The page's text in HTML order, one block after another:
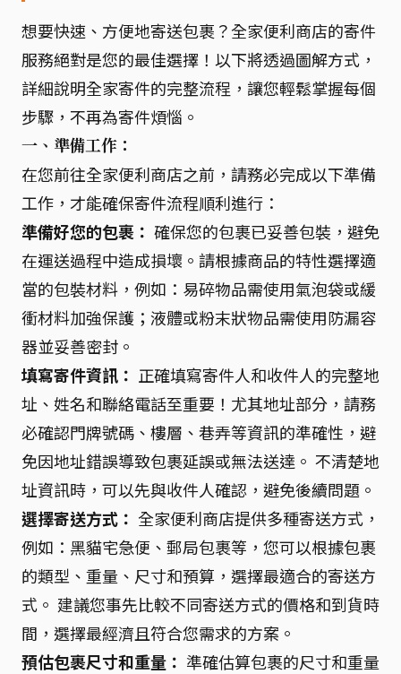
想要快速、方便地寄送包裹？全家便利商店的寄件
服務絕對是您的最佳選擇！以下將透過圖解方式，
詳細說明全家寄件的完整流程，讓您輕鬆掌握每個
步驟，不再為寄件煩惱。
一、準備工作：
在您前往全家便利商店之前，請務必完成以下準備
工作，才能確保寄件流程順利進行：
準備好您的包裹： 確保您的包裹已妥善包裝，避免
在運送過程中造成損壞。請根據商品的特性選擇適
當的包裝材料，例如：易碎物品需使用氣泡袋或緩
衝材料加強保護；液體或粉末狀物品需使用防漏容
器並妥善密封。
填寫寄件資訊： 正確填寫寄件人和收件人的完整地
址、姓名和聯絡電話至重要！尤其地址部分，請務
必確認門牌號碼、樓層、巷弄等資訊的準確性，避
免因地址錯誤導致包裹延誤或無法送達。 不清楚地
址資訊時，可以先與收件人確認，避免後續問題。
選擇寄送方式： 全家便利商店提供多種寄送方式，
例如：黑貓宅急便、郵局包裹等，您可以根據包裹
的類型、重量、尺寸和預算，選擇最適合的寄送方
式。 建議您事先比較不同寄送方式的價格和到貨時
間，選擇最經濟且符合您需求的方案。
預估包裹尺寸和重量： 準確估算包裹的尺寸和重量